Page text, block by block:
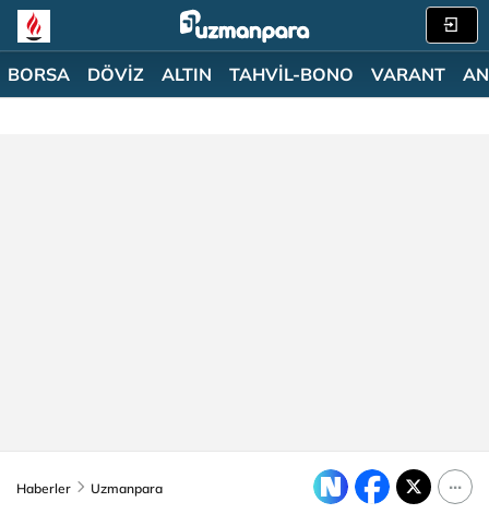
BORSA DÖVİZ ALTIN TAHVİL-BONO VARANT
Haberler Uzmanpara